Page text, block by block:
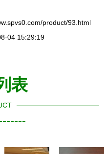
product/93.html
04 15:29:19
表